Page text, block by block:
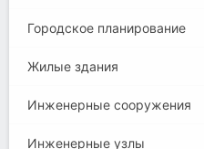
Городское планирование
Жилые здания
Инженерные сооружения
Инженерные узлы